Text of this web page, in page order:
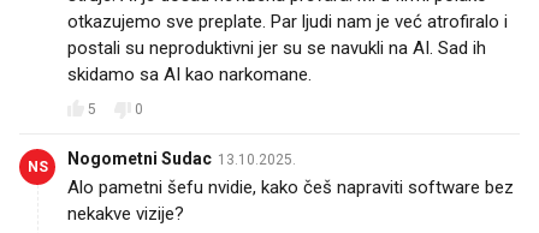
otkazujemo sve preplate. Par ljudi nam je već atrofiralo i
postali su neproduktivni jer su se navukli na AI. Sad ih
skidamo sa AI kao narkomane.
5 0
NS Nogometni Sudac 13.10.2025.
Alo pametni šefu nvidie, kako češ napraviti software bez
nekakve vizije?